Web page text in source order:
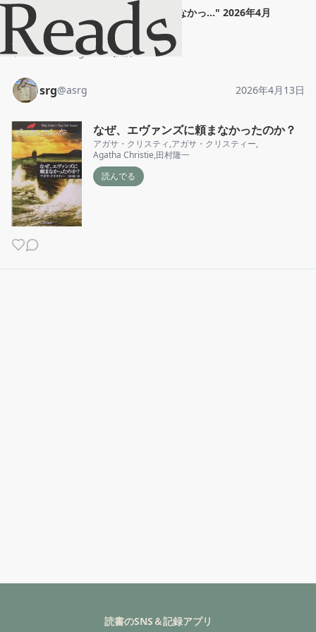
なぜ、エヴァンズに頼まなかっ..." 2026年4月
13日
ホーム
srg 投稿
srg@asrg 2026年4月13日
なぜ、エヴァンズに頼まなかったのか？
アガサ・クリスティ,アガサ・クリスティー,
Agatha Christie,田村隆一
読んでる
読書のSNS＆記録アプリ